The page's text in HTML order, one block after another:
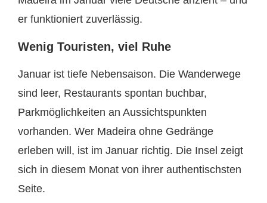
er funktioniert zuverlässig.
Wenig Touristen, viel Ruhe
Januar ist tiefe Nebensaison. Die Wanderwege
sind leer, Restaurants spontan buchbar,
Parkmöglichkeiten an Aussichtspunkten
vorhanden. Wer Madeira ohne Gedränge
erleben will, ist im Januar richtig. Die Insel zeigt
sich in diesem Monat von ihrer authentischsten
Seite.